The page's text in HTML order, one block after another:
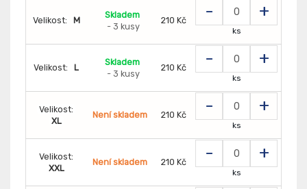
Velikost: M
Skladem
- 3 kusy
210 Kč - +
ks
Velikost: L
Skladem
- 3 kusy
210 Kč - +
ks
Velikost:
XL
Není skladem 210 Kč - +
ks
Velikost:
XXL
Není skladem 210 Kč - +
ks